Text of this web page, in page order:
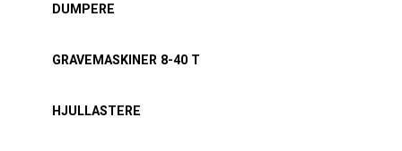
DUMPERE
GRAVEMASKINER 8-40 T
HJULLASTERE